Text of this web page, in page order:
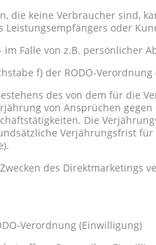
die keine Verbraucher sind,
Leistungsempfängers oder
Falle von z.B. persönlicher
f) der RODO-
des von dem für die
von Ansprüchen
Die
Verjährungsfrist
des Direktmarketings
Verordnung (Einwilligung)